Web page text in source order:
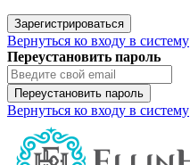
Зарегистрироваться
Вернуться ко входу в систему
Переустановить пароль
Переустановить пароль
Вернуться ко входу в систему